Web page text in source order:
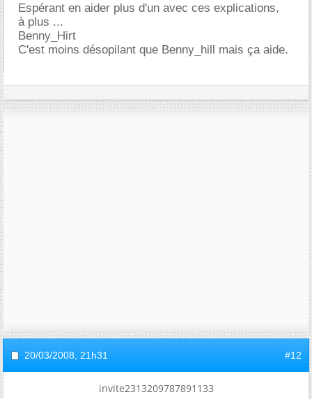
Espérant en aider plus d'un avec ces explications,
à plus ...
Benny_Hirt
C'est moins désopilant que Benny_hill mais ça aide.
20/03/2008, 21h31 #12
invite2313209787891133